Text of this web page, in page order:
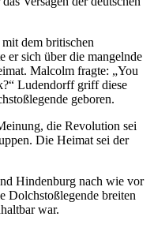
dem britischen
er sich über die mangelnde
Malcolm fragte: „You
Ludendorff griff diese
geboren.
die Revolution sei
Die Heimat sei der
Hindenburg nach wie vor
Dolchstoßlegende breiten
war.